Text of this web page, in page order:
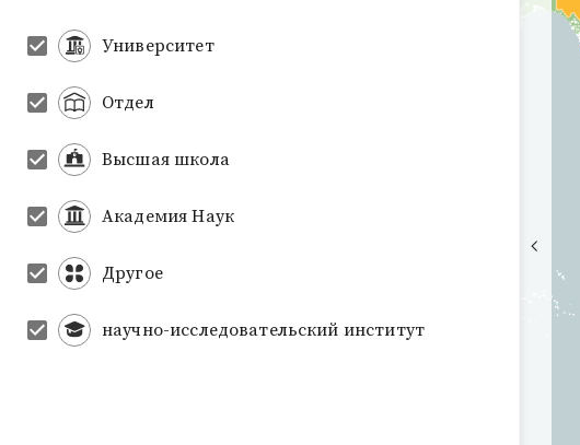
Университет
Отдел
Высшая школа
Академия Наук
Другое
научно-исследовательский институт